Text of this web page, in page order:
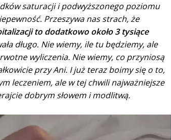
saturacji i podwyższonego poziomu
Przeszywa nas strach, że
to dodatkowo około 3 tysiące
długo. Nie wiemy, ile tu będziemy, ale
wyliczenia. Nie wiemy, co przyniosą
przy Ani. I już teraz boimy się o to,
leczeniem, ale w tej chwili najważniejsze
dobrym słowem i modlitwą.